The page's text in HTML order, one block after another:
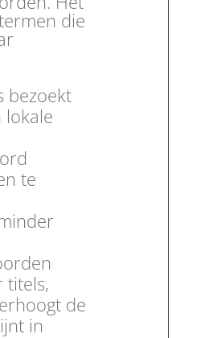
die
bezoekt
lokale
te
titels,
de
in